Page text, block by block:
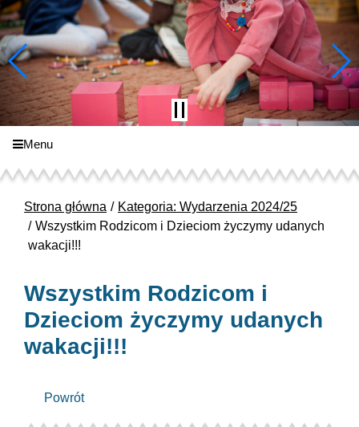
Menu
Strona główna
Kategoria: Wydarzenia 2024/25
Wszystkim Rodzicom i Dzieciom życzymy udanych
wakacji!!!
Wszystkim Rodzicom i
Dzieciom życzymy udanych
wakacji!!!
Powrót